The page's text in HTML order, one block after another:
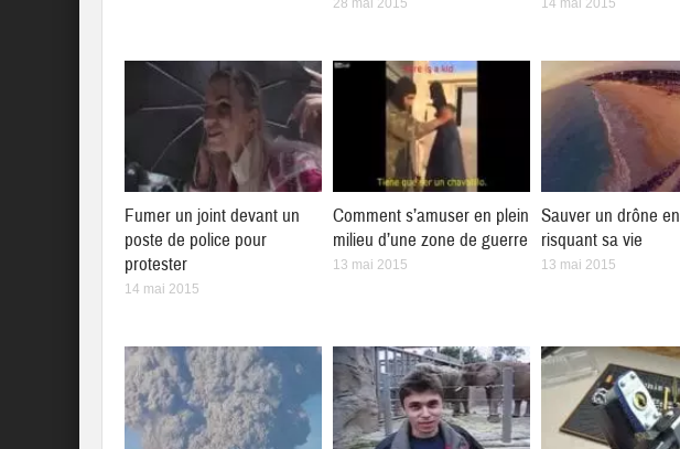
28 mai 2015 14 mai 2015
Fumer un joint devant un
poste de police pour
protester
14 mai 2015
Comment s’amuser en plein
milieu d’une zone de guerre
13 mai 2015
Sauver un drône en
risquant sa vie
13 mai 2015